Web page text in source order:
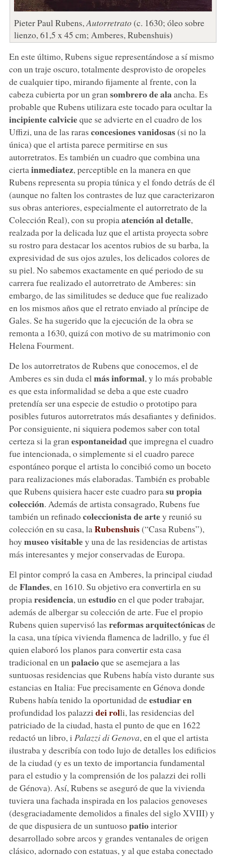
Pieter Paul Rubens, Autorretrato(c. 1630; óleo sobre
lienzo, 61,5 x 45 cm; Amberes, Rubenshuis)
En este último, Rubens sigue representándose a sí mismo
con un traje oscuro, totalmente desprovisto de oropeles
de cualquier tipo, mirando fijamente al frente, con la
cabeza cubierta por un gran sombrero de alaancha. Es
probable que Rubens utilizara este tocado para ocultar la
incipiente calvicieque se advierte en el cuadro de los
Uffizi, una de las raras concesiones vanidosas(si no la
única) que el artista parece permitirse en sus
autorretratos. Es también un cuadro que combina una
cierta inmediatez, perceptible en la manera en que
Rubens representa su propia túnica y el fondo detrás de él
(aunque no falten los contrastes de luz que caracterizaron
sus obras anteriores, especialmente el autorretrato de la
Colección Real), con su propia atención al detalle,
realzada por la delicada luz que el artista proyecta sobre
su rostro para destacar los acentos rubios de su barba, la
expresividad de sus ojos azules, los delicados colores de
su piel. No sabemos exactamente en qué periodo de su
carrera fue realizado el autorretrato de Amberes: sin
embargo, de las similitudes se deduce que fue realizado
en los mismos años que el retrato enviado al príncipe de
Gales. Se ha sugerido que la ejecución de la obra se
remonta a 1630, quizá con motivo de su matrimonio con
Helena Fourment.
De los autorretratos de Rubens que conocemos, el de
Amberes es sin duda el más informal, y lo más probable
es que esta informalidad se deba a que este cuadro
pretendía ser una especie de estudio o prototipo para
posibles futuros autorretratos más desafiantes y definidos.
Por consiguiente, ni siquiera podemos saber con total
certeza si la gran espontaneidadque impregna el cuadro
fue intencionada, o simplemente si el cuadro parece
espontáneo porque el artista lo concibió como un boceto
para realizaciones más elaboradas. También es probable
que Rubens quisiera hacer este cuadro para su propia
colección. Además de artista consagrado, Rubens fue
también un refinadocoleccionista de artey reunió su
colección en su casa, la Rubenshuis(“Casa Rubens”),
hoy museo visitabley una de las residencias de artistas
más interesantes y mejor conservadas de Europa.
El pintor compró la casa en Amberes, la principal ciudad
deFlandes, en 1610. Su objetivo era convertirla en su
propia residencia, un estudioen el que poder trabajar,
además de albergar su colección de arte. Fue el propio
Rubens quien supervisó las reformas arquitectónicasde
la casa, una típica vivienda flamenca de ladrillo, y fue él
quien elaboró los planos para convertir esta casa
tradicional en un palacioque se asemejara a las
suntuosas residencias que Rubens había visto durante sus
estancias en Italia: Fue precisamente en Génova donde
Rubens había tenido la oportunidad deestudiar en
profundidad los palazzi dei rolli, las residencias del
patriciado de la ciudad, hasta el punto de que en 1622
redactó un libro, i Palazzi di Genova, en el que el artista
ilustraba y describía con todo lujo de detalles los edificios
de la ciudad (y es un texto de importancia fundamental
para el estudio y la comprensión de los palazzi dei rolli
de Génova). Así, Rubens se aseguró de que la vivienda
tuviera una fachada inspirada en los palacios genoveses
(desgraciadamente demolidos a finales del siglo XVIII) y
de que dispusiera de un suntuosopatiointerior
desarrollado sobre arcos y grandes ventanales de origen
clásico, adornado con estatuas, y al que estaba conectado